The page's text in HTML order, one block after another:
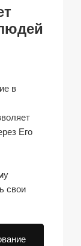
в
Его
свои